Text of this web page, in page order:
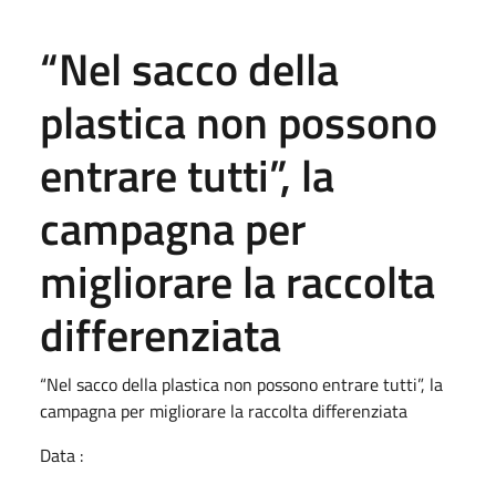
“Nel sacco della
plastica non possono
entrare tutti”, la
campagna per
migliorare la raccolta
differenziata
“Nel sacco della plastica non possono entrare tutti”, la
campagna per migliorare la raccolta differenziata
Data :